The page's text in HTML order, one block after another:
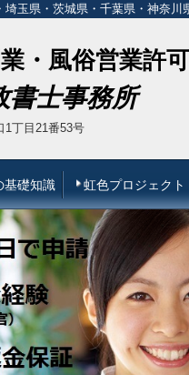
玉県・茨城県・千葉県・神奈
・ 風俗営業許可
書士事務所
市井口1丁
基礎知識 虹色プロジェクト